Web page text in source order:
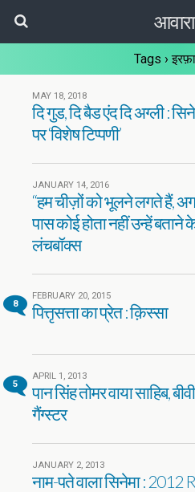
Tags ›
MAY 18, 2018
दि गुड, दि बैड एंद दि अग्ली :
पर ‘विशेष टिप्पणी’
JANUARY 14, 2016
“हम चीज़ों को भूलने लगते हैं,
पास कोई होता नहीं उन्हें बताने
लंचबॉक्स
8
FEBRUARY 20, 2015
पित्तृसत्ता का प्रेत : क़िस्सा
5
APRIL 1, 2013
पान सिंह तोमर वाया साहिब,
गैंग्स्टर
JANUARY 2, 2013
नाम-पते वाला सिनेमा : 2012